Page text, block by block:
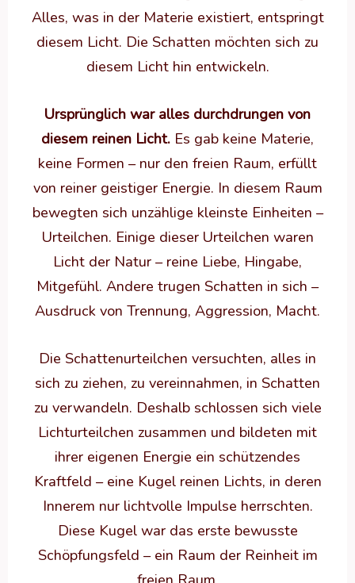
Alles, was in der Materie existiert, entspringt
diesem Licht. Die Schatten möchten sich zu
diesem Licht hin entwickeln.
Ursprünglich war alles durchdrungen von
diesem reinen Licht. Es gab keine Materie,
keine Formen – nur den freien Raum, erfüllt
von reiner geistiger Energie. In diesem Raum
bewegten sich unzählige kleinste Einheiten –
Urteilchen. Einige dieser Urteilchen waren
Licht der Natur – reine Liebe, Hingabe,
Mitgefühl. Andere trugen Schatten in sich –
Ausdruck von Trennung, Aggression, Macht.
Die Schattenurteilchen versuchten, alles in
sich zu ziehen, zu vereinnahmen, in Schatten
zu verwandeln. Deshalb schlossen sich viele
Lichturteilchen zusammen und bildeten mit
ihrer eigenen Energie ein schützendes
Kraftfeld – eine Kugel reinen Lichts, in deren
Innerem nur lichtvolle Impulse herrschten.
Diese Kugel war das erste bewusste
Schöpfungsfeld – ein Raum der Reinheit im